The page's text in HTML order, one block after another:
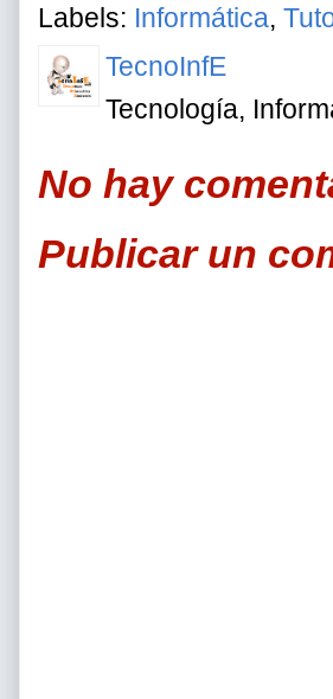
Labels: Informática,
TecnoInfE
Tecnología,
No hay
Publicar un